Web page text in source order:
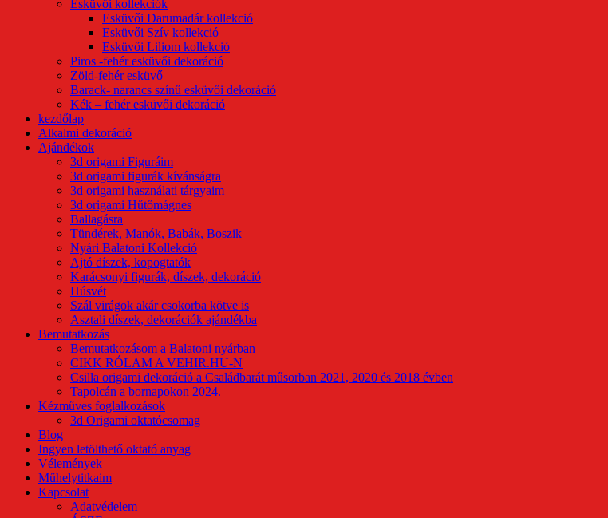
Esküvői kollekciók
Esküvői Darumadár kollekció
Esküvői Szív kollekció
Esküvői Liliom kollekció
Piros -fehér esküvői dekoráció
Zöld-fehér esküvő
Barack- narancs színű esküvői dekoráció
Kék – fehér esküvői dekoráció
kezdőlap
Alkalmi dekoráció
Ajándékok
3d origami Figuráim
3d origami figurák kívánságra
3d origami használati tárgyaim
3d origami Hűtőmágnes
Ballagásra
Tündérek, Manók, Babák, Boszik
Nyári Balatoni Kollekció
Ajtó díszek, kopogtatók
Karácsonyi figurák, díszek, dekoráció
Húsvét
Szál virágok akár csokorba kötve is
Asztali díszek, dekorációk ajándékba
Bemutatkozás
Bemutatkozásom a Balatoni nyárban
CIKK RÓLAM A VEHIR.HU-N
Csilla origami dekoráció a Családbarát műsorban 2021, 2020 és 2018 évben
Tapolcán a bornapokon 2024.
Kézműves foglalkozások
3d Origami oktatócsomag
Blog
Ingyen letölthető oktató anyag
Vélemények
Műhelytitkaim
Kapcsolat
Adatvédelem